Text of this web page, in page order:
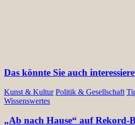
Das könnte Sie auch
Kunst & Kultur Politik & Gesellschaft
Wissenswertes
„Ab nach Hause“ auf Rekord-